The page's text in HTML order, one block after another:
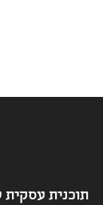
תוכנית עסקית